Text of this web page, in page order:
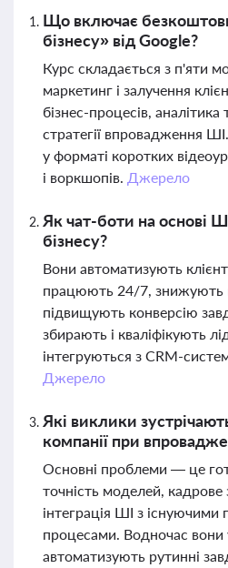
Що включає
бізнесу» від Google?
Курс складається з п'яти
маркетинг і залучення
бізнес-процесів,
стратегії впровадження
у форматі коротких
і воркшопів. Джерело
Як чат-боти на основі
бізнесу?
Вони автоматизують
працюють 24/7, знижують
підвищують конверсію
збирають і кваліфікують
інтегруються з CRM-
Джерело
Які виклики
компанії при
Основні проблеми — це
точність моделей,
інтеграція ШІ з існуючими
процесами. Водночас вони
автоматизують рутинні